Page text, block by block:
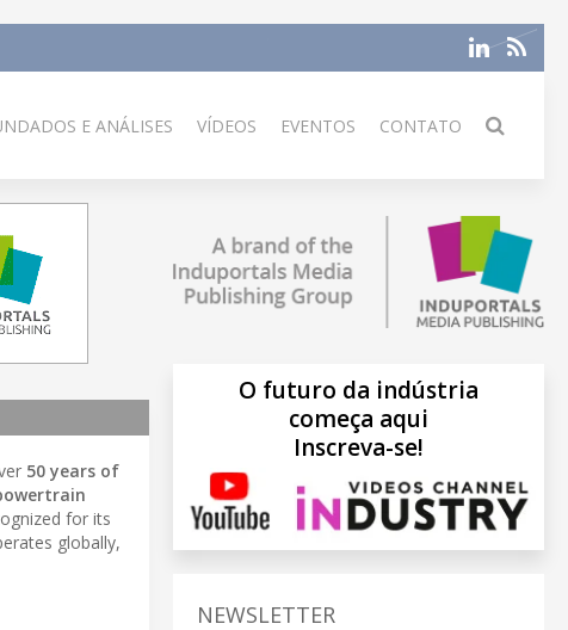
E ANÁLISES VÍDEOS EVENTOS CONTATO
50 years of
for its
globally,
O futuro da indústria
começa aqui
Inscreva-se!
NEWSLETTER